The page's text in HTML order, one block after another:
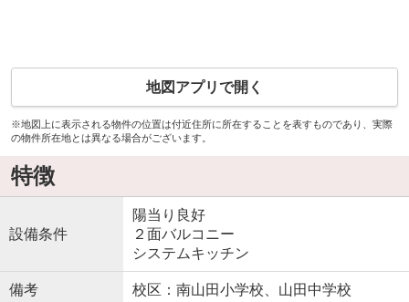
地図アプリで開く
※地図上に表示される物件の位置は付近住所に所在することを表すものであり、実際
の物件所在地とは異なる場合がございます。
特徴
設備条件
陽当り良好
２面バルコニー
システムキッチン
備考 校区：南山田小学校、山田中学校